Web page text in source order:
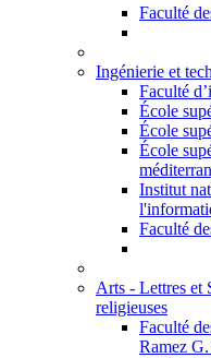
Faculté
Ingénierie et
Faculté
École
École
École
Institut
Faculté
Arts - Lettres et
religieuses
Faculté
Ramez